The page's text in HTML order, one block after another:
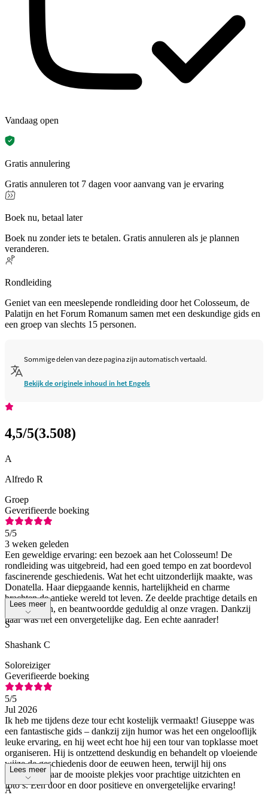
Vandaag open
Gratis annulering
Gratis annuleren tot 7 dagen voor aanvang van je ervaring
Boek nu, betaal later
Boek nu zonder iets te betalen. Gratis annuleren als je plannen
veranderen.
Rondleiding
Geniet van een meeslepende rondleiding door het Colosseum, de
Palatijn en het Forum Romanum samen met een deskundige gids en
een groep van slechts 15 personen.
Sommige delen van deze pagina zijn automatisch vertaald.
Bekijk de originele inhoud in het Engels
4,5/5(3.508)
A
Alfredo R
Groep
Geverifieerde boeking
5/5
3 weken geleden
Een geweldige ervaring: een bezoek aan het Colosseum! De
rondleiding was uitgebreid, had een goed tempo en zat boordevol
fascinerende geschiedenis. Wat het echt uitzonderlijk maakte, was
Donatella. Haar diepgaande kennis, hartelijkheid en charme
brachten de antieke wereld tot leven. Ze deelde prachtige details en
afbeeldingen, en beantwoordde geduldig al onze vragen. Dankzij
haar was het een onvergetelijke dag. Een echte aanrader!
Lees meer
S
Shashank C
Soloreiziger
Geverifieerde boeking
5/5
Jul 2026
Ik heb me tijdens deze tour echt kostelijk vermaakt! Giuseppe was
een fantastische gids – dankzij zijn humor was het een ongelooflijk
leuke ervaring, en hij weet echt hoe hij een tour van topklasse moet
organiseren. Hij is ontzettend deskundig en behandelt op vloeiende
wijze de geschiedenis door de eeuwen heen, terwijl hij ons
meeneemt naar de mooiste plekjes voor prachtige uitzichten en
foto’s. Een door en door positieve en onvergetelijke ervaring!
Lees meer
A